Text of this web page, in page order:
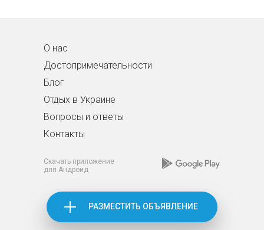
О нас
Достопримечательности
Блог
Отдых в Украине
Вопросы и ответы
Контакты
Скачать приложение
для Андроид
РАЗМЕСТИТЬ ОБЪЯВЛЕНИЕ